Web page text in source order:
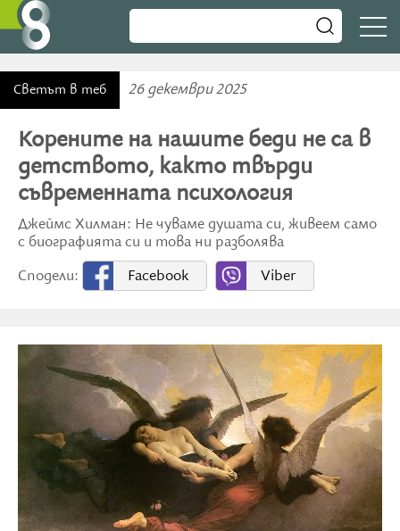
Светът в теб 26 декември 2025
Корените на нашите беди не са в
детството, както твърди
съвременната психология
Джеймс Хилман: Не чуваме душата си, живеем само
с биографията си и това ни разболява
Сподели:
Facebook Viber